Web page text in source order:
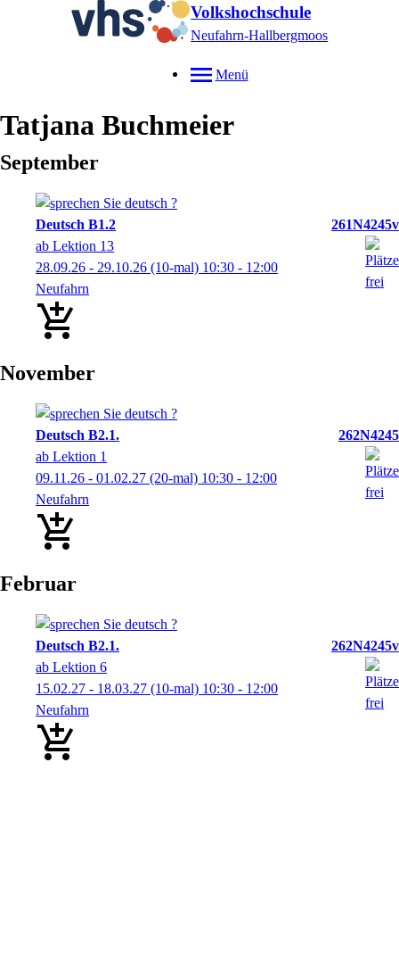
Volkshochschule
Neufahrn-Hallbergmoos
Menü
Tatjana Buchmeier
September
Deutsch B1.2
261N4245v
ab Lektion 13
28.09.26 - 29.10.26 (10-mal) 10:30 - 12:00
Neufahrn
November
Deutsch B2.1.
262N4245
ab Lektion 1
09.11.26 - 01.02.27 (20-mal) 10:30 - 12:00
Neufahrn
Februar
Deutsch B2.1.
262N4245v
ab Lektion 6
15.02.27 - 18.03.27 (10-mal) 10:30 - 12:00
Neufahrn